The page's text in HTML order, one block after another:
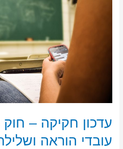
עדכון חקיקה –
עובדי הוראה
עקב
עם
מעשה